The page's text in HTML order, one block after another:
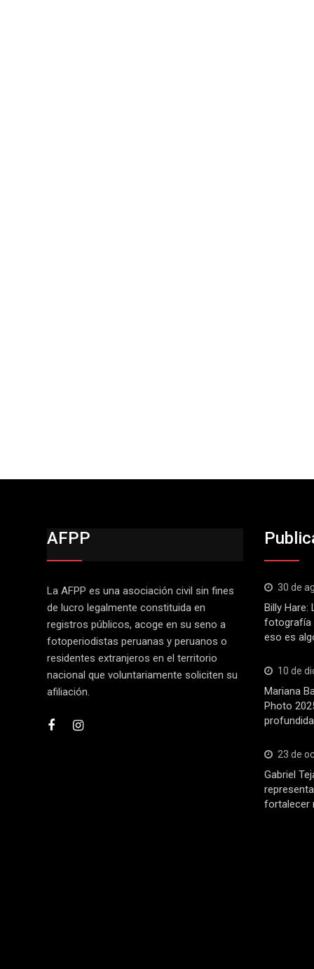
AFPP
La AFPP es una asociación civil sin fines
de lucro legalmente constituida en
registros públicos, acoge en su seno a
fotoperiodistas peruanas y peruanos o
residentes extranjeros en el territorio
nacional que voluntariamente soliciten su
afiliación.
30 de
Billy Hare:
fotografía
eso es
10 de
Mariana
Photo
23 de
Gabriel
fortalecer